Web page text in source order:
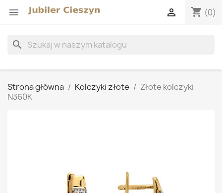
 shopping_cart (0)

search
Strona główna Kolczyki złote
Złote kolczyki
N360K